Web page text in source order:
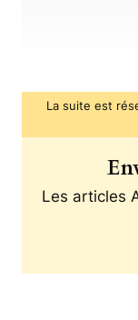
La suite est
Les articles